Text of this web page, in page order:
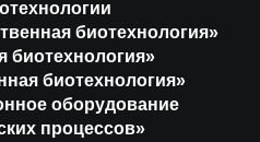
биотехнология»
биотехнология»
биотехнология»
оборудование
процессов»